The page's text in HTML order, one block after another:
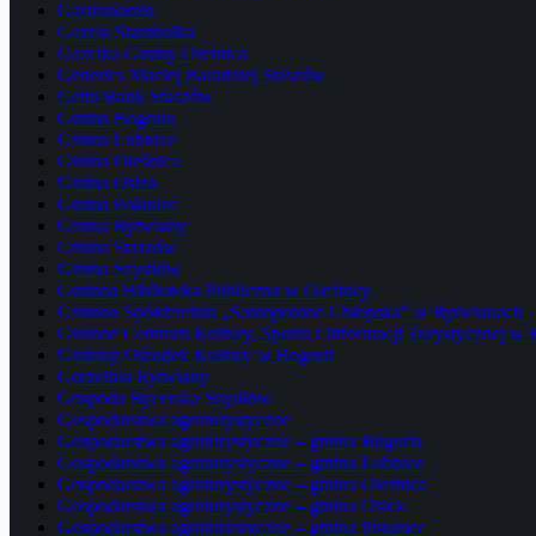
Gastronomia
Gazeta Stambułka
Gazetka Gminy Oleśnica
Generics Maciej Baradziej Staszów
Getin Bank Staszów
Gmina Bogoria
Gmina Łubnice
Gmina Oleśnica
Gmina Osiek
Gmina Połaniec
Gmina Rytwiany
Gmina Staszów
Gmina Szydłów
Gminna Biblioteka Publiczna w Oleśnicy
Gminna Spółdzielnia „Samopomoc Chłopska” w Rytwianach
Gminne Centrum Kultury, Sportu i Informacji Turystycznej w
Gminny Ośrodek Kultury w Bogorii
Gorzelnia Rytwiany
Gospoda Rycerska Szydłów
Gospodarstwa agroturystyczne
Gospodarstwa agroturystyczne – gmina Bogoria
Gospodarstwa agroturystyczne – gmina Łubnice
Gospodarstwa agroturystyczne – gmina Oleśnica
Gospodarstwa agroturystyczne – gmina Osiek
Gospodarstwa agroturystyczne – gmina Połaniec